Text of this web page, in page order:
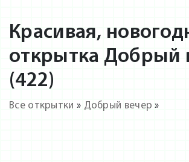
Красивая,
открытка Добрый
(422)
Все открытки » Добрый вечер »